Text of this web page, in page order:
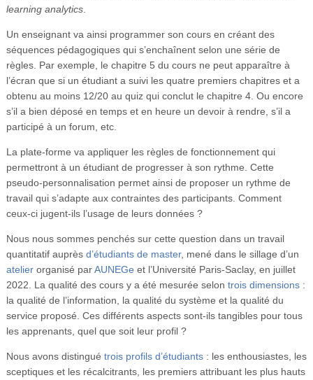
learning analytics.
Un enseignant va ainsi programmer son cours en créant des
séquences pédagogiques qui s’enchaînent selon une série de
règles. Par exemple, le chapitre 5 du cours ne peut apparaître à
l’écran que si un étudiant a suivi les quatre premiers chapitres et a
obtenu au moins 12/20 au quiz qui conclut le chapitre 4. Ou encore
s’il a bien déposé en temps et en heure un devoir à rendre, s’il a
participé à un forum, etc.
La plate-forme va appliquer les règles de fonctionnement qui
permettront à un étudiant de progresser à son rythme. Cette
pseudo-personnalisation permet ainsi de proposer un rythme de
travail qui s’adapte aux contraintes des participants. Comment
ceux-ci jugent-ils l’usage de leurs données ?
Nous nous sommes penchés sur cette question dans un travail
quantitatif auprès d’étudiants de master, mené dans le sillage d’un
atelierorganisé parAUNEGe et l’Université Paris-Saclay, en juillet
2022. La qualité des cours y a été mesurée selon trois dimensions:
la qualité de l’information, la qualité du système et la qualité du
service proposé. Ces différents aspects sont-ils tangibles pour tous
les apprenants, quel que soit leur profil ?
Nous avons distingué trois profils d’étudiants: les enthousiastes, les
sceptiques et les récalcitrants, les premiers attribuant les plus hauts